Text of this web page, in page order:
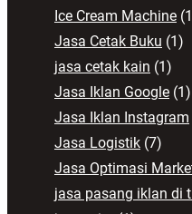
Ice Cream Machine
Jasa Cetak Buku (1)
jasa cetak kain (1)
Jasa Iklan Google (1)
Jasa Iklan Instagram
Jasa Logistik (7)
Jasa Optimasi
jasa pasang iklan di